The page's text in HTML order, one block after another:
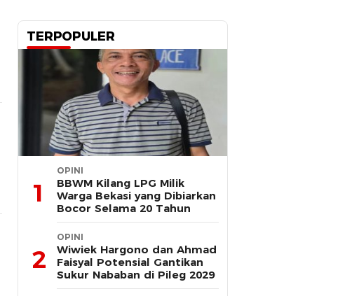
TERPOPULER
1
OPINI
BBWM Kilang LPG Milik
Warga Bekasi yang Dibiarkan
Bocor Selama 20 Tahun
2
OPINI
Wiwiek Hargono dan Ahmad
Faisyal Potensial Gantikan
Sukur Nababan di Pileg 2029